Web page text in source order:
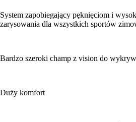
System zapobiegający pęknięciom i
zarysowania dla wszystkich sportów
Bardzo szeroki champ z vision do
Duży komfort